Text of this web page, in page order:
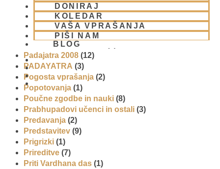
DONIRAJ
KOLEDAR
VAŠA VPRAŠANJA
PIŠI NAM
BLOG
01 431 21 24
Nedeljska predavanja in festivali(1)
Nove knjige(6)
Novice iz skupnosti(1)
Obiski fakultete – šole
Padajatra 2008 (12)
PADAYATRA (3)
Pogosta vprašanja (2)
Popotovanja (1)
Poučne zgodbe in nauki (8)
Prabhupadovi učenci in ostali (3)
Predavanja (2)
Predstavitev (9)
Prigrizki (1)
Prireditve (7)
Priti Vardhana das (1)